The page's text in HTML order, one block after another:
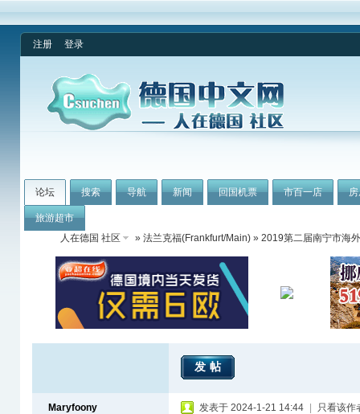
注册 登录
论坛 搜索 导航 新闻 回国机票 市百一店
旅游超市
人在德国 社区
» 法兰克福(Frankfurt/Main) » 2019第二届南宁市海
发帖
Maryfoony 发表于 2024-1-21 14:44 只看该作